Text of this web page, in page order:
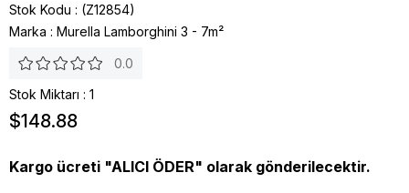
Stok Kodu
(Z12854)
Marka : Murella Lamborghini 3 - 7m²
0.0
Stok Miktarı : 1
$148.88
Kargo ücreti "ALICI ÖDER" olarak gönderilecektir.